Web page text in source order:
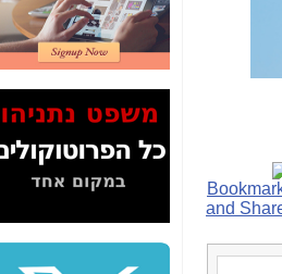
2" על תעלולי השר
משה כחלון -כאן
המשך חשיפת הבלוף
ששמו "מהפיכת
הסלולר" ואיך מסרסים
כאן
סיכום ביקור בסיליקון